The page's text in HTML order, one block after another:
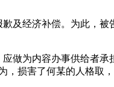
经济补偿。为此，被
为内容办事供给者承
，损害了何某的人格取